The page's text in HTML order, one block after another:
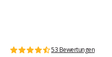
53 Bewertungen